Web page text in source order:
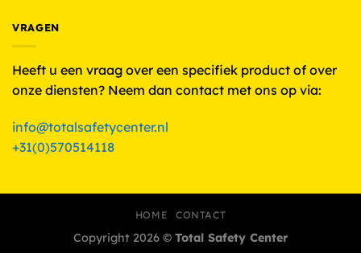
VRAGEN
Heeft u een vraag over een specifiek product of over
onze diensten? Neem dan contact met ons op via:
info@totalsafetycenter.nl
+31(0)570514118
HOME CONTACT
Copyright 2026 © Total Safety Center